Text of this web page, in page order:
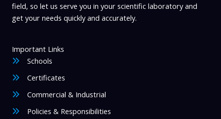
field, so let us serve you in your scientific laboratory and
get your needs quickly and accurately.
Important Links
Schools
Certificates
Commercial & Industrial
Policies & Responsibilities